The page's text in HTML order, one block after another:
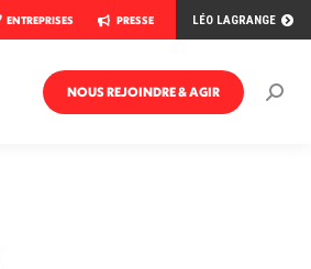
ENTREPRISES PRESSE LÉO LAGRANGE
NOUS REJOINDRE & AGIR